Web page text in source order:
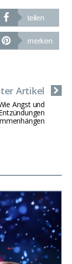
teilen
merken
Artikel
Angst und